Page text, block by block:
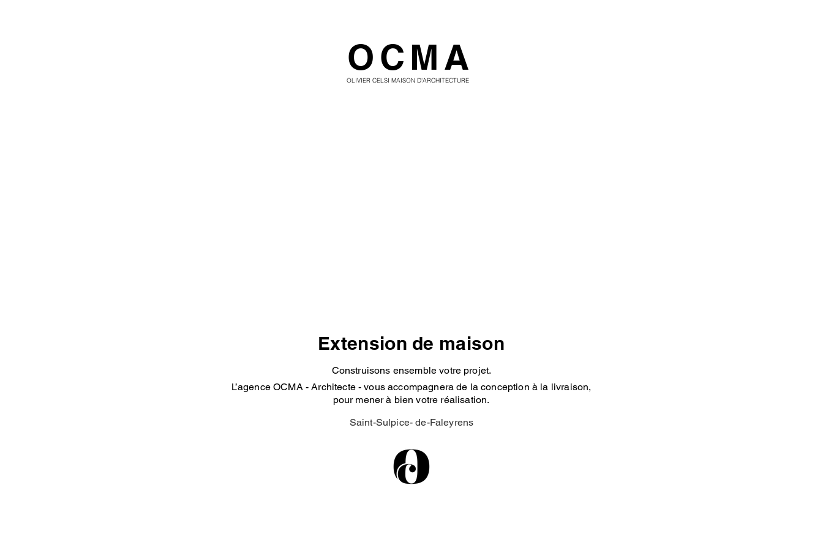
OLIVIER CELSI MAISON D'ARCHITECTURE
OCMA
Extension de maison
Construisons ensemble votre projet.
L’agence OCMA - Architecte - vous accompagnera de la conception à la livraison,
pour mener à bien votre réalisation.
Saint-Sulpice- de-Faleyrens